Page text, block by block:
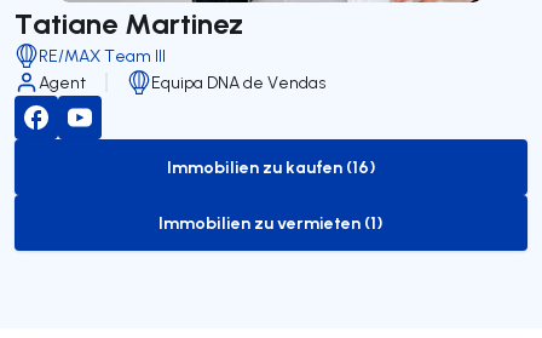
Tatiane Martinez
RE/MAX Team III
Agent
Equipa DNA de Vendas
to-buy-listing
Immobilien zu kaufen (16)
to-rent-listing
Immobilien zu vermieten (1)